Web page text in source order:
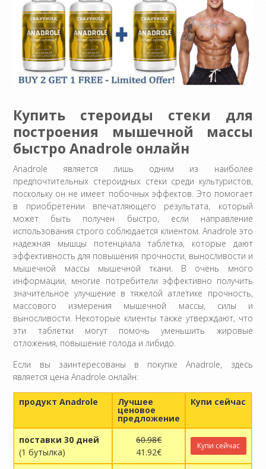
Купить стероиды стеки для
построения мышечной массы
быстро Anadrole онлайн
Anadrole является лишь одним из наиболее
предпочтительных стероидных стеки среди культуристов,
поскольку он не имеет побочных эффектов. Это помогает
в приобретении впечатляющего результата, который
может быть получен быстро, если направление
использования строго соблюдается клиентом. Anadrole это
надежная мышцы потенциала таблетка, которые дают
эффективность для повышения прочности, выносливости и
мышечной массы мышечной ткани. В очень много
информации, многие потребители эффективно получить
значительное улучшение в тяжелой атлетике прочность,
массового измерения мышечной массы, силы и
выносливости. Некоторые клиенты также утверждают, что
эти таблетки могут помочь уменьшить жировые
отложения, повышение голода и либидо.
Если вы заинтересованы в покупке Anadrole, здесь
является цена Anadrole онлайн:
продукт Anadrole Лучшее
ценовое
предложение
Купи сейчас
поставки 30 дней
(1 бутылка)
60.98€
41.92€
Купи сейчас